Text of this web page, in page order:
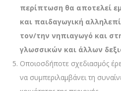
περίπτωση θα αποτελεί
και παιδαγωγική
τον/την νηπιαγωγό και
γλωσσικών και άλλων
Οποιοσδήποτε σχεδιασμός
να συμπεριλαμβάνει τη